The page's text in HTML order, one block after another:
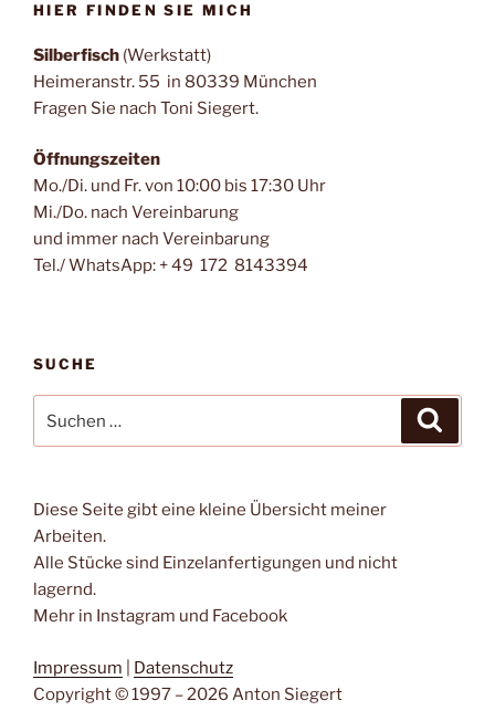
HIER FINDEN SIE MICH
Silberfisch (Werkstatt)
Heimeranstr. 55 in 80339 München
Fragen Sie nach Toni Siegert.
Öffnungszeiten
Mo./Di. und Fr. von 10:00 bis 17:30 Uhr
Mi./Do. nach Vereinbarung
und immer nach Vereinbarung
Tel./ WhatsApp: + 49 172 8143394
SUCHE
nach:
Diese Seite gibt eine kleine Übersicht meiner
Arbeiten.
Alle Stücke sind Einzelanfertigungen und nicht
lagernd.
Mehr in Instagram und Facebook
Impressum
Datenschutz
Copyright © 1997 – 2026 Anton Siegert